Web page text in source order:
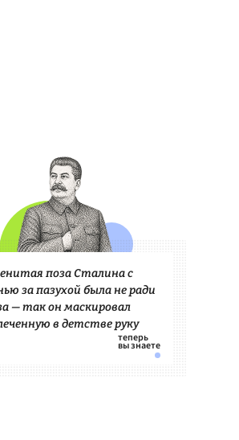
поза Сталина с
за пазухой была не ради
— так он маскировал
в детстве руку